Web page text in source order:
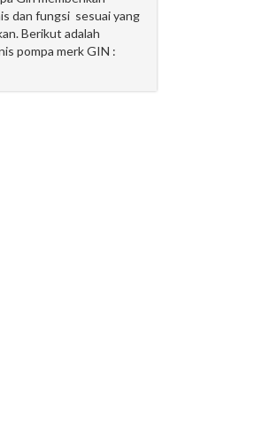
dan fungsi sesuai yang
Berikut adalah
pompa merk GIN :